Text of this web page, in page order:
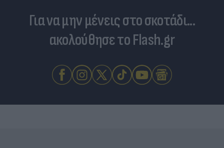
Για να μην μένεις στο σκοτάδι...
ακολούθησε το Flash.gr